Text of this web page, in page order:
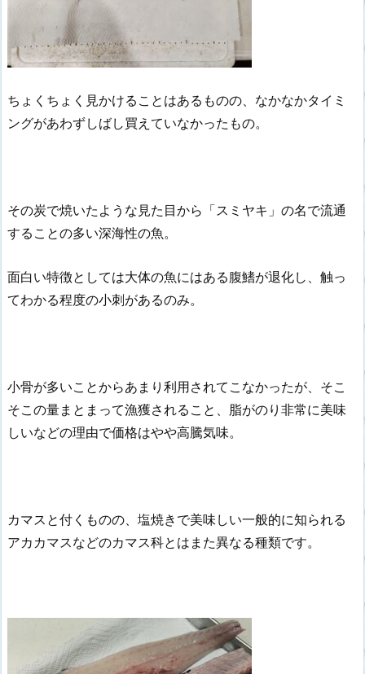
ちょくちょく見かけることはあるものの、なかなかタイミ
ングがあわずしばし買えていなかったもの。
その炭で焼いたような見た目から「スミヤキ」の名で流通
することの多い深海性の魚。
面白い特徴としては大体の魚にはある腹鰭が退化し、触っ
てわかる程度の小刺があるのみ。
小骨が多いことからあまり利用されてこなかったが、そこ
そこの量まとまって漁獲されること、脂がのり非常に美味
しいなどの理由で価格はやや高騰気味。
カマスと付くものの、塩焼きで美味しい一般的に知られる
アカカマスなどのカマス科とはまた異なる種類です。